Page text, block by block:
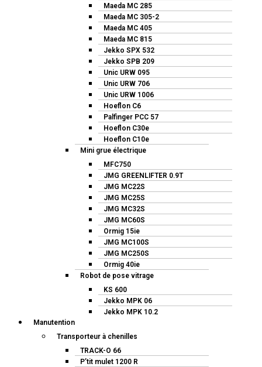
Maeda MC 285
Maeda MC 305-2
Maeda MC 405
Maeda MC 815
Jekko SPX 532
Jekko SPB 209
Unic URW 095
Unic URW 706
Unic URW 1006
Hoeflon C6
Palfinger PCC 57
Hoeflon C30e
Hoeflon C10e
Mini grue électrique
MFC750
JMG GREENLIFTER 0.9T
JMG MC22S
JMG MC25S
JMG MC32S
JMG MC60S
Ormig 15ie
JMG MC100S
JMG MC250S
Ormig 40ie
Robot de pose vitrage
KS 600
Jekko MPK 06
Jekko MPK 10.2
Manutention
Transporteur à chenilles
TRACK-O 66
P’tit mulet 1200 R